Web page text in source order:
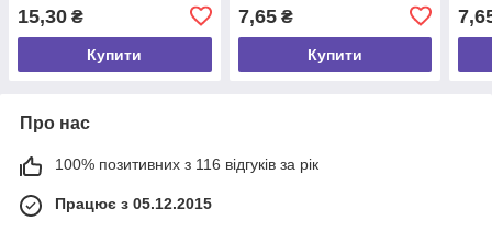
15,30 ₴
Купити
7,65₴
Купити
Про нас
100% позитивних з 116 відгуків за рік
Працює з 05.12.2015